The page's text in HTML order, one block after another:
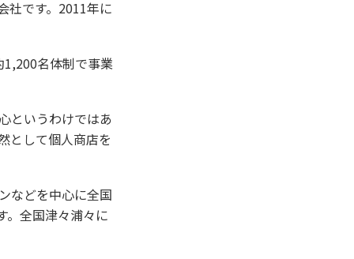
社です。2011年に
名体制で事業
というわけではあ
として個人商店を
などを中心に全国
。全国津々浦々に